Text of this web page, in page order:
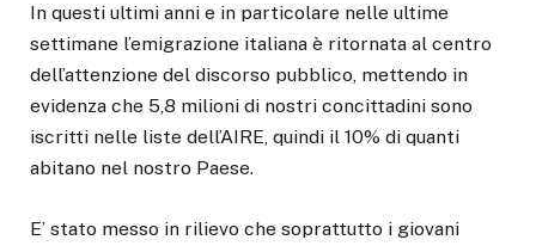
In questi ultimi anni e in particolare nelle ultime
settimane l’emigrazione italiana è ritornata al centro
dell’attenzione del discorso pubblico, mettendo in
evidenza che 5,8 milioni di nostri concittadini sono
iscritti nelle liste dell’AIRE, quindi il 10% di quanti
abitano nel nostro Paese.
E’ stato messo in rilievo che soprattutto i giovani